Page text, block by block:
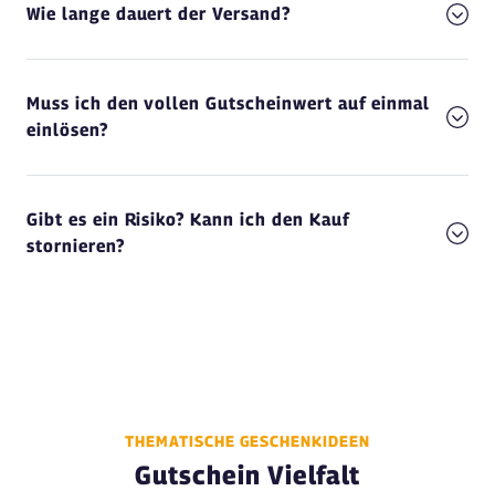
Wie lange dauert der Versand?
Muss ich den vollen Gutscheinwert auf einmal
einlösen?
Gibt es ein Risiko? Kann ich den Kauf
stornieren?
THEMATISCHE GESCHENKIDEEN
Gutschein Vielfalt